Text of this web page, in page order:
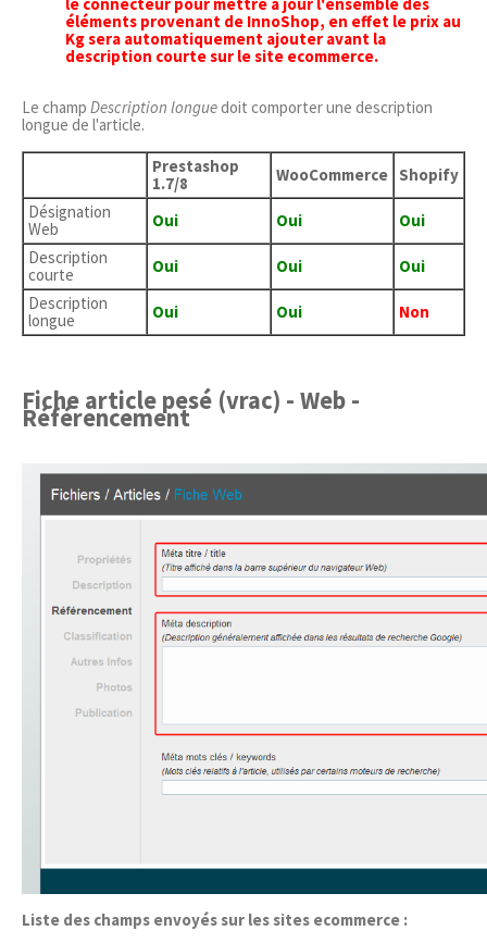
éléments provenant de InnoShop, en effet le prix au
Kg sera automatiquement ajouter avant la
description courte sur le site ecommerce.
Le champ Description longuedoit comporter une description
longue de l'article.
Prestashop
1.7/8
WooCommerce Shopify
Désignation
Web
Oui Oui
Oui
Description
courte
Oui Oui
Oui
Description
longue
Oui Oui Non
Fiche article pesé (vrac) - Web -
Référencement
Liste des champs envoyés sur les sites ecommerce :